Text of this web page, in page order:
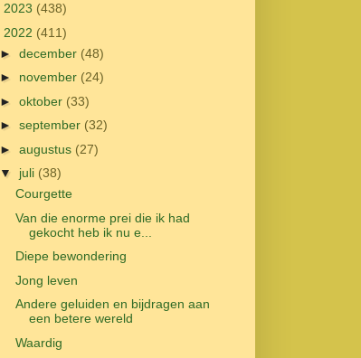
2023 (438)
2022 (411)
► december (48)
► november (24)
► oktober (33)
► september (32)
► augustus (27)
▼ juli (38)
Courgette
Van die enorme prei die ik had
gekocht heb ik nu e...
Diepe bewondering
Jong leven
Andere geluiden en bijdragen aan
een betere wereld
Waardig